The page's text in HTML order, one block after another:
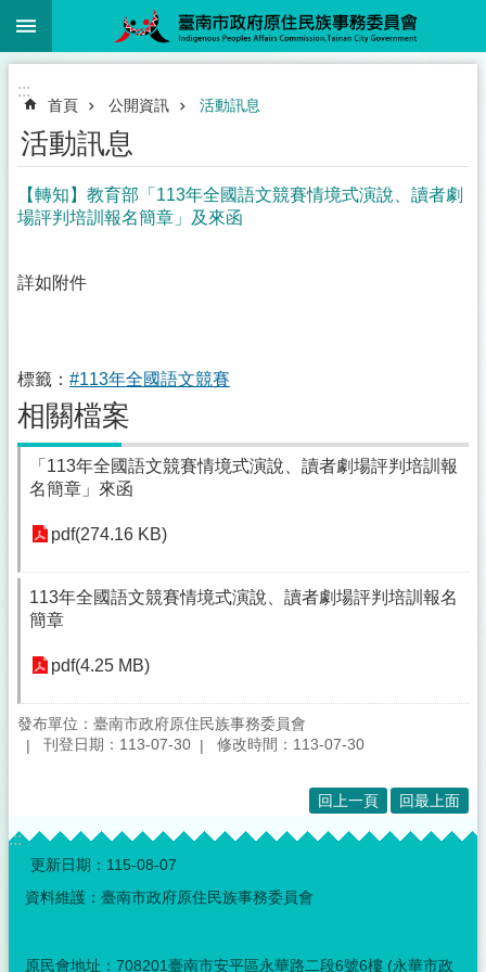
跳到主要內容區塊
:::
首頁 公開資訊 活動訊息
活動訊息
【轉知】教育部「113年全國語文競賽情境式演說、讀者劇
場評判培訓報名簡章」及來函
詳如附件
標籤： #113年全國語文競賽
相關檔案
「113年全國語文競賽情境式演說、讀者劇場評判培訓報
名簡章」來函
pdf(274.16 KB)
113年全國語文競賽情境式演說、讀者劇場評判培訓報名
簡章
pdf(4.25 MB)
發布單位：臺南市政府原住民族事務委員會
刊登日期：113-07-30
修改時間：113-07-30
回上一頁 回最上面
:::
更新日期： 115-08-07
資料維護：臺南市政府原住民族事務委員會
原民會地址：708201臺南市安平區永華路二段6號6樓 (永華市政